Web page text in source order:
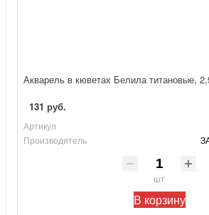
Акварель в кюветах Белила титановые,
131 руб.
Артикул
Производитель
шт
В корзину